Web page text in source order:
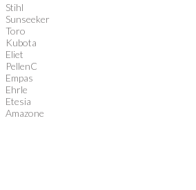
Stihl
Sunseeker
Toro
Kubota
Eliet
PellenC
Empas
Ehrle
Etesia
Amazone